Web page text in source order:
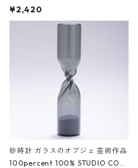
大きめ 撥水加工 収納ポーチ CRO
CODILE/Black クロコダイル/ブラ
¥2,420
砂時計 ガラスのオブジェ 芸術作品
100percent 100% STUDIO COH